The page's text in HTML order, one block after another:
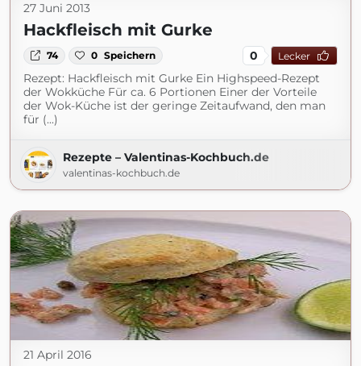
27 Juni 2013
Hackfleisch mit Gurke
74 0 Speichern 0 Lecker
Rezept: Hackfleisch mit Gurke Ein Highspeed-Rezept
der Wokküche Für ca. 6 Portionen Einer der Vorteile
der Wok-Küche ist der geringe Zeitaufwand, den man
für (...)
Rezepte – Valentinas-Kochbuch.de
valentinas-kochbuch.de
21 April 2016